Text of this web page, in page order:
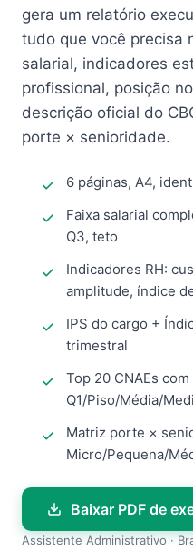
gera um relatório
tudo que você precisa
salarial, indicadores
profissional, posição
descrição oficial do
porte × senioridade.
6 páginas, A4,
Faixa salarial
Q3, teto
Indicadores RH:
amplitude, índice
IPS do cargo +
trimestral
Top 20 CNAEs com
Q1/Piso/Média/
Matriz porte ×
Micro/Pequena/
Baixar PDF de
Assistente Administrativo ·